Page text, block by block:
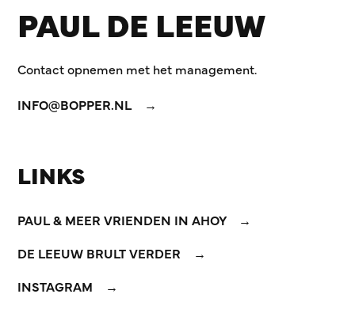
PAUL DE LEEUW
Contact opnemen met het management.
INFO@BOPPER.NL
LINKS
PAUL & MEER VRIENDEN IN AHOY
DE LEEUW BRULT VERDER
INSTAGRAM